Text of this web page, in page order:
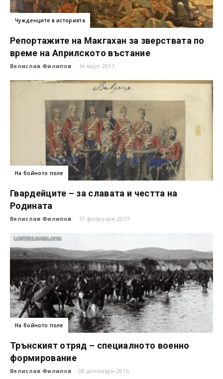
Чужденците в историята
Репортажите на Макгахан за зверствата по
време на Априлското въстание
Велислав Филипов - 16 март 2017
На бойното поле
Гвардейците – за славата и честта на
Родината
Велислав Филипов - 13 февруари 2017
На бойното поле
Трънският отряд – специалното военно
формирование
Велислав Филипов - 08 декември 2016